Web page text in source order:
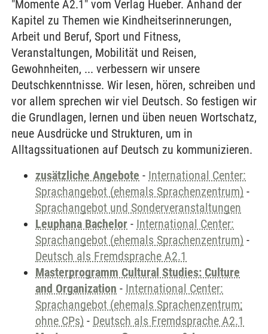
"Momente A2.1" vom Verlag Hueber. Anhand der
Kapitel zu Themen wie Kindheitserinnerungen,
Arbeit und Beruf, Sport und Fitness,
Veranstaltungen, Mobilität und Reisen,
Gewohnheiten, ... verbessern wir unsere
Deutschkenntnisse. Wir lesen, hören, schreiben und
vor allem sprechen wir viel Deutsch. So festigen wir
die Grundlagen, lernen und üben neuen Wortschatz,
neue Ausdrücke und Strukturen, um in
Alltagssituationen auf Deutsch zu kommunizieren.
zusätzliche Angebote - International Center:
Sprachangebot (ehemals Sprachenzentrum) -
Sprachangebot und Sonderveranstaltungen
Leuphana Bachelor - International Center:
Sprachangebot (ehemals Sprachenzentrum) -
Deutsch als Fremdsprache A2.1
Masterprogramm Cultural Studies: Culture
and Organization - International Center:
Sprachangebot (ehemals Sprachenzentrum;
ohne CPs) - Deutsch als Fremdsprache A2.1